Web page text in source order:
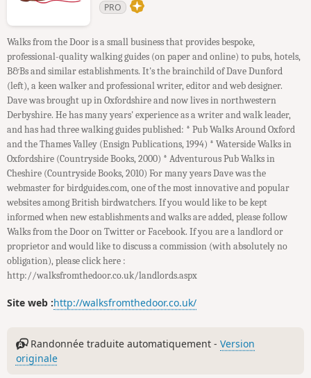
PRO
Walks from the Door is a small business that provides bespoke,
professional-quality walking guides (on paper and online) to pubs, hotels,
B&Bs and similar establishments. It's the brainchild of Dave Dunford
(left), a keen walker and professional writer, editor and web designer.
Dave was brought up in Oxfordshire and now lives in northwestern
Derbyshire. He has many years' experience as a writer and walk leader,
and has had three walking guides published: * Pub Walks Around Oxford
and the Thames Valley (Ensign Publications, 1994) * Waterside Walks in
Oxfordshire (Countryside Books, 2000) * Adventurous Pub Walks in
Cheshire (Countryside Books, 2010) For many years Dave was the
webmaster for birdguides.com, one of the most innovative and popular
websites among British birdwatchers. If you would like to be kept
informed when new establishments and walks are added, please follow
Walks from the Door on Twitter or Facebook. If you are a landlord or
proprietor and would like to discuss a commission (with absolutely no
obligation), please click here :
http://walksfromthedoor.co.uk/landlords.aspx
Site web :http://walksfromthedoor.co.uk/
Randonnée traduite automatiquement -Version
originale